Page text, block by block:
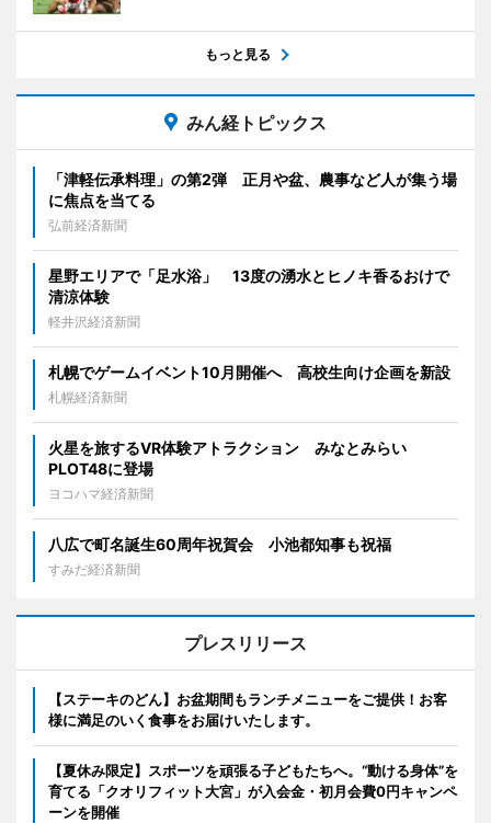
もっと見る
みん経トピックス
「津軽伝承料理」の第2弾 正月や盆、農事など人が集う場
に焦点を当てる
弘前経済新聞
星野エリアで「足水浴」 13度の湧水とヒノキ香るおけで
清涼体験
軽井沢経済新聞
札幌でゲームイベント10月開催へ 高校生向け企画を新設
札幌経済新聞
火星を旅するVR体験アトラクション みなとみらい
PLOT48に登場
ヨコハマ経済新聞
八広で町名誕生60周年祝賀会 小池都知事も祝福
すみだ経済新聞
プレスリリース
【ステーキのどん】お盆期間もランチメニューをご提供！お客
様に満足のいく食事をお届けいたします。
【夏休み限定】スポーツを頑張る子どもたちへ。“動ける身体”を
育てる「クオリフィット大宮」が入会金・初月会費0円キャンペ
ーンを開催